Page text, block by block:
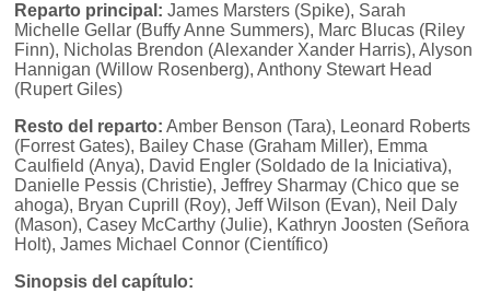
Reparto principal: James Marsters (Spike), Sarah
Michelle Gellar (Buffy Anne Summers), Marc Blucas (Riley
Finn), Nicholas Brendon (Alexander Xander Harris), Alyson
Hannigan (Willow Rosenberg), Anthony Stewart Head
(Rupert Giles)
Resto del reparto: Amber Benson (Tara), Leonard Roberts
(Forrest Gates), Bailey Chase (Graham Miller), Emma
Caulfield (Anya), David Engler (Soldado de la Iniciativa),
Danielle Pessis (Christie), Jeffrey Sharmay (Chico que se
ahoga), Bryan Cuprill (Roy), Jeff Wilson (Evan), Neil Daly
(Mason), Casey McCarthy (Julie), Kathryn Joosten (Señora
Holt), James Michael Connor (Científico)
Sinopsis del capítulo: